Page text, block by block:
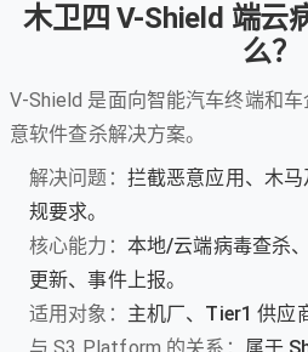
木卫四 V-Shield 端云
么？
V-Shield 是面向智能汽车终端和
意软件查杀解决方案。
解决问题： 拦截恶意应用、木
规要求。
核心能力： 本地/云端病毒查杀
更新、事件上报。
适用对象： 主机厂、Tier1 供应